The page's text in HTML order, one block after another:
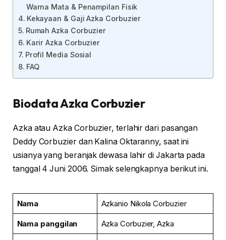
Warna Mata & Penampilan Fisik
Kekayaan & Gaji Azka Corbuzier
Rumah Azka Corbuzier
Karir Azka Corbuzier
Profil Media Sosial
FAQ
Biodata Azka Corbuzier
Azka atau Azka Corbuzier, terlahir dari pasangan
Deddy Corbuzier dan Kalina Oktaranny, saat ini
usianya yang beranjak dewasa lahir di Jakarta pada
tanggal 4 Juni 2006. Simak selengkapnya berikut ini.
Nama Azkanio Nikola Corbuzier
Nama panggilan Azka Corbuzier, Azka